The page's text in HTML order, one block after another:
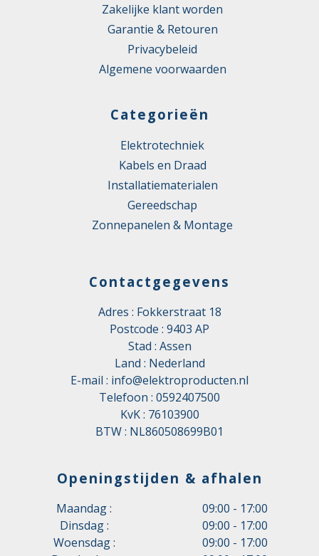
Zakelijke klant worden
Garantie & Retouren
Privacybeleid
Algemene voorwaarden
Categorieën
Elektrotechniek
Kabels en Draad
Installatiematerialen
Gereedschap
Zonnepanelen & Montage
Contactgegevens
Adres : Fokkerstraat 18
Postcode : 9403 AP
Stad : Assen
Land : Nederland
E-mail : info@elektroproducten.nl
Telefoon : 0592407500
KvK : 76103900
BTW : NL860508699B01
Openingstijden & afhalen
Maandag :
09:00 - 17:00
Dinsdag :
09:00 - 17:00
Woensdag :
09:00 - 17:00